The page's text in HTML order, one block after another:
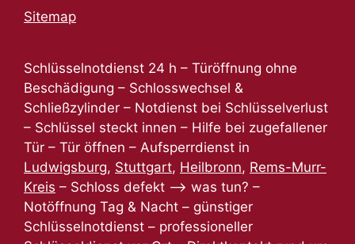
Sitemap
Schlüsselnotdienst 24 h – Türöffnung ohne
Beschädigung – Schlosswechsel &
Schließzylinder – Notdienst bei Schlüsselverlust
– Schlüssel steckt innen – Hilfe bei zugefallener
Tür – Tür öffnen – Aufsperrdienst in
Ludwigsburg, Stuttgart, Heilbronn, Rems-Murr-
Kreis – Schloss defekt –> was tun? –
Notöffnung Tag & Nacht – günstiger
Schlüsselnotdienst – professioneller